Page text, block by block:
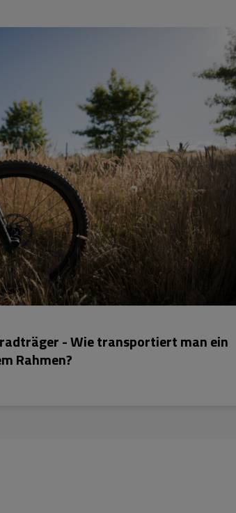
- Wie transportiert man ein
Rahmen?